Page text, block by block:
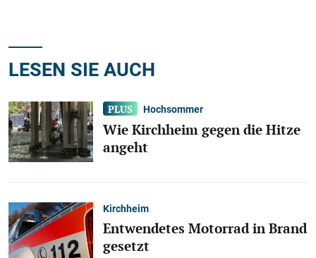
LESEN SIE AUCH
Hochsommer
Wie Kirchheim gegen die Hitze
angeht
Kirchheim
Entwendetes Motorrad in Brand
gesetzt